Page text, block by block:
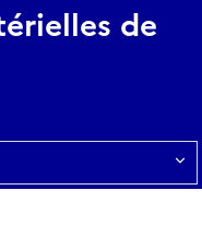
de